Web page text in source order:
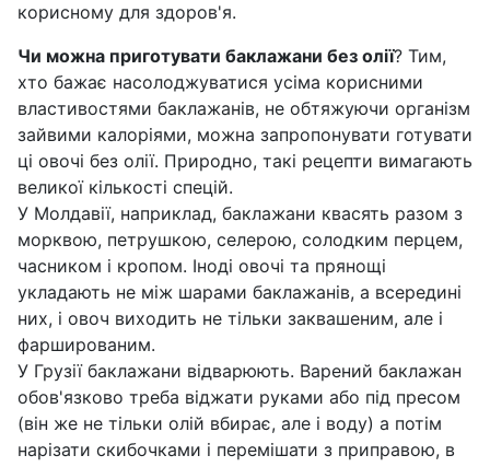
корисному для здоров'я.
Чи можна приготувати баклажани без олії? Тим,
хто бажає насолоджуватися усіма корисними
властивостями баклажанів, не обтяжуючи організм
зайвими калоріями, можна запропонувати готувати
ці овочі без олії. Природно, такі рецепти вимагають
великої кількості спецій.
У Молдавії, наприклад, баклажани квасять разом з
морквою, петрушкою, селерою, солодким перцем,
часником і кропом. Іноді овочі та прянощі
укладають не між шарами баклажанів, а всередині
них, і овоч виходить не тільки заквашеним, але і
фаршированим.
У Грузії баклажани відварюють. Варений баклажан
обов'язково треба віджати руками або під пресом
(він же не тільки олій вбирає, але і воду) а потім
нарізати скибочками і перемішати з приправою, в